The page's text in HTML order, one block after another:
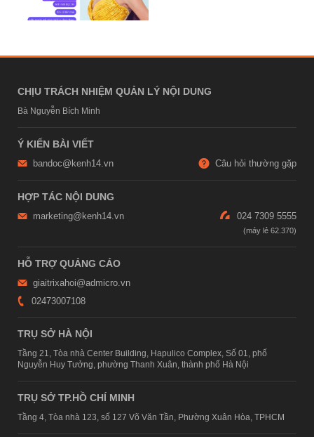
CHỊU TRÁCH NHIỆM QUẢN LÝ NỘI DUNG
Bà Nguyễn Bích Minh
Ý KIẾN BÀI VIẾT
bandoc@kenh14.vn Câu hỏi thường gặp
HỢP TÁC NỘI DUNG
marketing@kenh14.vn 024 7309 5555
HỖ TRỢ QUẢNG CÁO
giaitrixahoi@admicro.vn
02473007108
TRỤ SỞ HÀ NỘI
Tầng 21, Tòa nhà Center Building, Hapulico Complex, Số 01, phố
Nguyễn Huy Tưởng, phường Thanh Xuân, thành phố Hà Nội
TRỤ SỞ TP.HỒ CHÍ MINH
Tầng 4, Tòa nhà 123, số 127 Võ Văn Tần, Phường Xuân Hòa, TPHCM